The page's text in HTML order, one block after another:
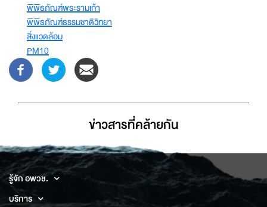
พิพิธภัณฑ์พระรามเก้า
พิพิธภัณฑ์ธรรมชาติวิทยา
สิ่งแวดล้อม
PM10
ข่าวสารที่่คล้ายกัน
รู้จัก อพวช.
บริการ